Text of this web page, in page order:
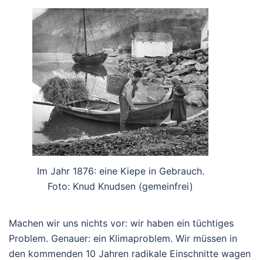
Im Jahr 1876: eine Kiepe in Gebrauch.
Foto: Knud Knudsen (gemeinfrei)
Machen wir uns nichts vor: wir haben ein tüchtiges
Problem. Genauer: ein Klimaproblem. Wir müssen in
den kommenden 10 Jahren radikale Einschnitte wagen